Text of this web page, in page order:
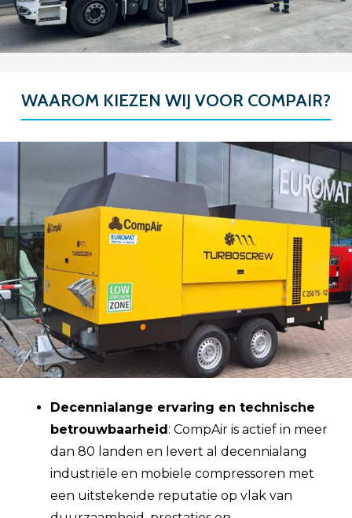
WAAROM KIEZEN WIJ VOOR COMPAIR?
Decennialange ervaring en technische
betrouwbaarheid: CompAir is actief in meer
dan 80 landen en levert al decennialang
industriële en mobiele compressoren met
een uitstekende reputatie op vlak van